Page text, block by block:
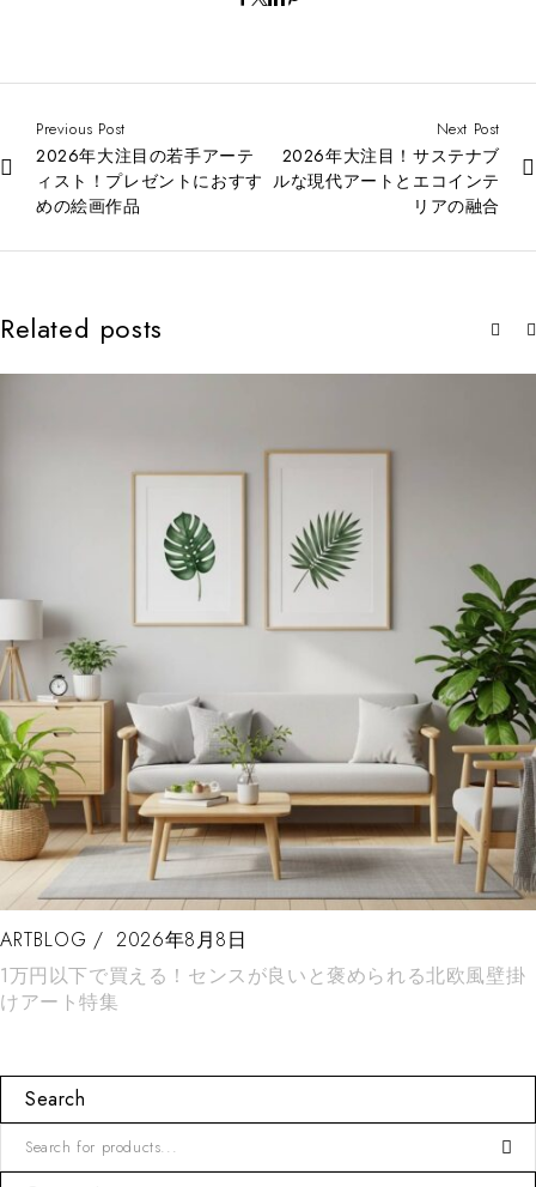
Previous Post
2026年大注目の若手アーテ
ィスト！プレゼントにおすす
めの絵画作品
Next Post
2026年大注目！サステナブ
ルな現代アートとエコインテ
リアの融合
Related posts
ARTBLOG
2026年8月8日
1万円以下で買える！センスが良いと褒められる北欧風壁掛
けアート特集
Search